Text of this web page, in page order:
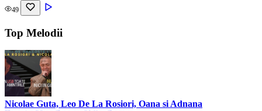
49
Top Melodii
Nicolae Guta, Leo De La Rosiori, Oana si Adnana